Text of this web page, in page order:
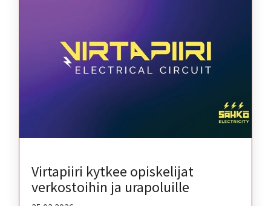
Virtapiiri kytkee opiskelijat
verkostoihin ja urapoluille